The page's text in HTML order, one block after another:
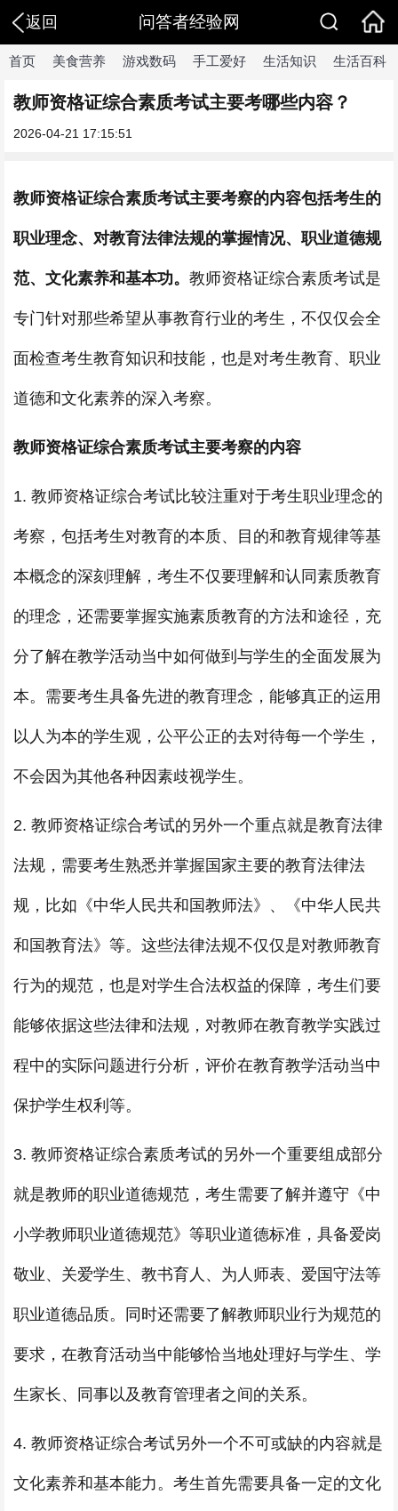
返回 问答者经验网
首页 美食营养 游戏数码 手工爱好 生活知识 生活百科
教师资格证综合素质考试主要考哪些内容？
2026-04-21 17:15:51
教师资格证综合素质考试主要考察的内容包括考生的
职业理念、对教育法律法规的掌握情况、职业道德规
范、文化素养和基本功。 教师资格证综合素质考试是
专门针对那些希望从事教育行业的考生，不仅仅会全
面检查考生教育知识和技能，也是对考生教育、职业
道德和文化素养的深入考察。
教师资格证综合素质考试主要考察的内容
1. 教师资格证综合考试比较注重对于考生职业理念的
考察，包括考生对教育的本质、目的和教育规律等基
本概念的深刻理解，考生不仅要理解和认同素质教育
的理念，还需要掌握实施素质教育的方法和途径，充
分了解在教学活动当中如何做到与学生的全面发展为
本。需要考生具备先进的教育理念，能够真正的运用
以人为本的学生观，公平公正的去对待每一个学生，
不会因为其他各种因素歧视学生。
2. 教师资格证综合考试的另外一个重点就是教育法律
法规，需要考生熟悉并掌握国家主要的教育法律法
规，比如《中华人民共和国教师法》、《中华人民共
和国教育法》等。这些法律法规不仅仅是对教师教育
行为的规范，也是对学生合法权益的保障，考生们要
能够依据这些法律和法规，对教师在教育教学实践过
程中的实际问题进行分析，评价在教育教学活动当中
保护学生权利等。
3. 教师资格证综合素质考试的另外一个重要组成部分
就是教师的职业道德规范，考生需要了解并遵守《中
小学教师职业道德规范》等职业道德标准，具备爱岗
敬业、关爱学生、教书育人、为人师表、爱国守法等
职业道德品质。同时还需要了解教师职业行为规范的
要求，在教育活动当中能够恰当地处理好与学生、学
生家长、同事以及教育管理者之间的关系。
4. 教师资格证综合考试另外一个不可或缺的内容就是
文化素养和基本能力。考生首先需要具备一定的文化